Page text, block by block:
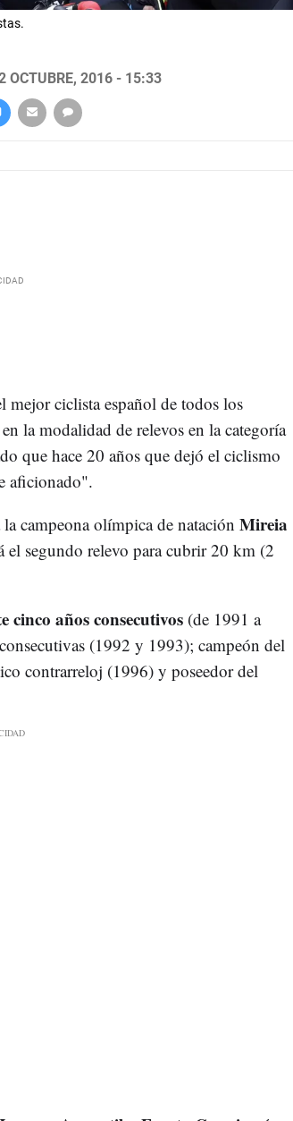
OCTUBRE, 2016 - 15:33
mejor ciclista español de todos los
la modalidad de relevos en la categoría
que hace 20 años que dejó el ciclismo
aficionado".
campeona olímpica de natación Mireia
segundo relevo para cubrir 20 km (2
años consecutivos(de 1991 a
(1992 y 1993); campeón del
contrarreloj (1996) y poseedor del